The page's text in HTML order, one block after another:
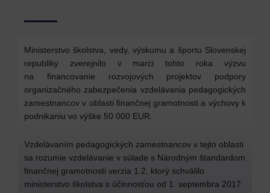
Ministerstvo školstva, vedy, výskumu a športu Slovenskej
republiky zverejnilo v marci tohto roka výzvu
na financovanie rozvojových projektov podpory
organizačného zabezpečenia vzdelávania pedagogických
zamestnancov v oblasti finančnej gramotnosti a výchovy k
podnikaniu vo výške 50 000 EUR.
Vzdelávaním pedagogických zamestnancov v tejto oblasti
sa rozumie vzdelávanie v súlade s Národným štandardom
finančnej gramotnosti verzia 1.2, ktorý schválilo
ministerstvo školstva s účinnosťou od 1. septembra 2017.